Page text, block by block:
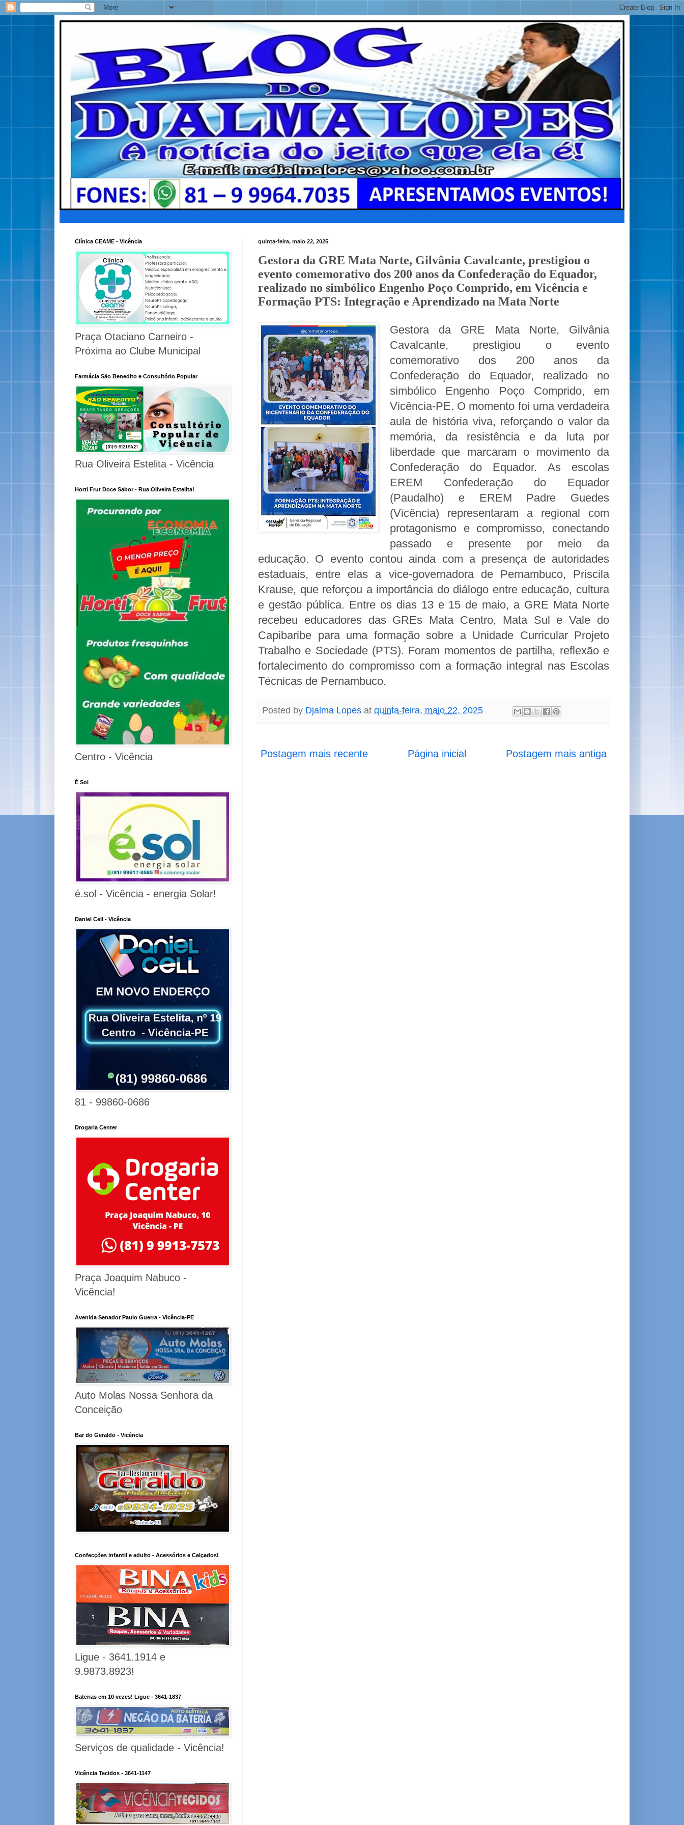
quinta-feira, maio 22, 2025
Gestora da GRE Mata Norte, Gilvânia Cavalcante, prestigiou o
evento comemorativo dos 200 anos da Confederação do Equador,
realizado no simbólico Engenho Poço Comprido, em Vicência e
Formação PTS: Integração e Aprendizado na Mata Norte
Gestora da GRE Mata Norte, Gilvânia
Cavalcante, prestigiou o evento
comemorativo dos 200 anos da
Confederação do Equador, realizado no
simbólico Engenho Poço Comprido, em
Vicência-PE. O momento foi uma verdadeira
aula de história viva, reforçando o valor da
memória, da resistência e da luta por
liberdade que marcaram o movimento da
Confederação do Equador. As escolas
EREM Confederação do Equador
(Paudalho) e EREM Padre Guedes
(Vicência) representaram a regional com
protagonismo e compromisso, conectando
passado e presente por meio da
educação. O evento contou ainda com a presença de autoridades
estaduais, entre elas a vice-governadora de Pernambuco, Priscila
Krause, que reforçou a importância do diálogo entre educação, cultura
e gestão pública. Entre os dias 13 e 15 de maio, a GRE Mata Norte
recebeu educadores das GREs Mata Centro, Mata Sul e Vale do
Capibaribe para uma formação sobre a Unidade Curricular Projeto
Trabalho e Sociedade (PTS). Foram momentos de partilha, reflexão e
fortalecimento do compromisso com a formação integral nas Escolas
Técnicas de Pernambuco.
Posted by Djalma Lopes at quinta-feira, maio 22, 2025
Postagem mais recente Postagem mais antiga
Página inicial
Clínica CEAME - Vicência
Praça Otaciano Carneiro -
Próxima ao Clube Municipal
Farmácia São Benedito e Consultório Popular
Rua Oliveira Estelita - Vicência
Horti Frut Doce Sabor - Rua Oliveira Estelita!
Centro - Vicência
É Sol
é.sol - Vicência - energia Solar!
Daniel Cell - Vicência
81 - 99860-0686
Drogaria Center
Praça Joaquim Nabuco -
Vicência!
Avenida Senador Paulo Guerra - Vicência-PE
Auto Molas Nossa Senhora da
Conceição
Bar do Geraldo - Vicência
Confecções infantil e adulto - Acessórios e Calçados!
Ligue - 3641.1914 e
9.9873.8923!
Baterias em 10 vezes! Ligue - 3641-1837
Serviços de qualidade - Vicência!
Vicência Tecidos - 3641-1147